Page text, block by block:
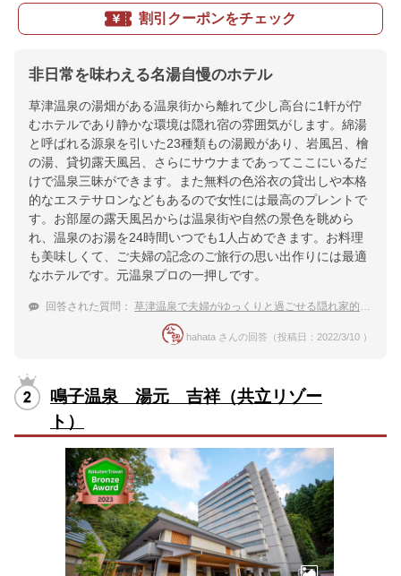
割引クーポンをチェック
非日常を味わえる名湯自慢のホテル
草津温泉の湯畑がある温泉街から離れて少し高台に1軒が佇
むホテルであり静かな環境は隠れ宿の雰囲気がします。綿湯
と呼ばれる源泉を引いた23種類もの湯殿があり、岩風呂、檜
の湯、貸切露天風呂、さらにサウナまであってここにいるだ
けで温泉三昧ができます。また無料の色浴衣の貸出しや本格
的なエステサロンなどもあるので女性には最高のプレントで
す。お部屋の露天風呂からは温泉街や自然の景色を眺めら
れ、温泉のお湯を24時間いつでも1人占めできます。お料理
も美味しくて、ご夫婦の記念のご旅行の思い出作りには最適
なホテルです。元温泉プロの一押しです。
回答された質問： 草津温泉で夫婦がゆっくりと過ごせる隠れ家的旅館
hahata さんの回答（投稿日：2022/3/10 ）
鳴子温泉 湯元 吉祥（共立リゾー
ト）